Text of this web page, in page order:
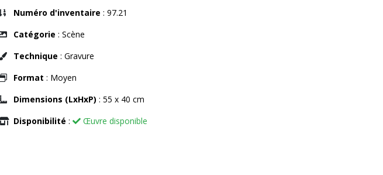
Numéro d'inventaire : 97.21
Catégorie : Scène
Technique : Gravure
Format : Moyen
Dimensions (LxHxP) : 55 x 40 cm
Disponibilité : Œuvre disponible